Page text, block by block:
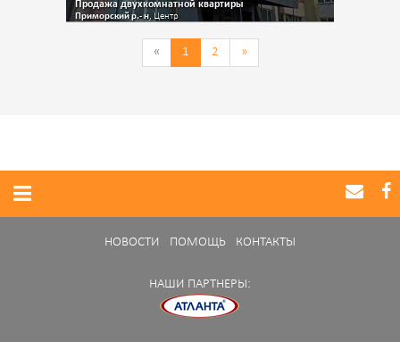
Продажа двухкомнатной квартиры
Приморский р.- н, Центр
« 1 2 »
НОВОСТИ ПОМОЩЬ КОНТАКТЫ
НАШИ ПАРТНЕРЫ: